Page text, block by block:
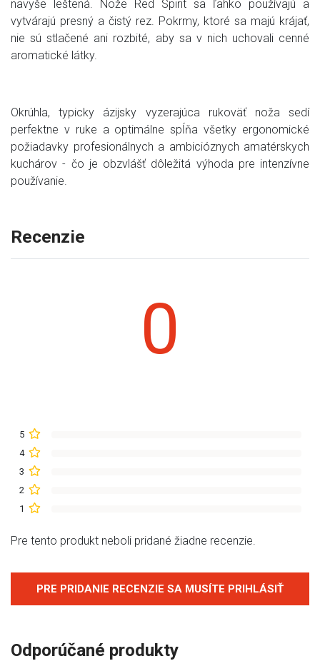
navyše leštená. Nože Red Spirit sa ľahko používajú a
vytvárajú presný a čistý rez. Pokrmy, ktoré sa majú krájať,
nie sú stlačené ani rozbité, aby sa v nich uchovali cenné
aromatické látky.
Okrúhla, typicky ázijsky vyzerajúca rukoväť noža sedí
perfektne v ruke a optimálne spĺňa všetky ergonomické
požiadavky profesionálnych a ambicióznych amatérskych
kuchárov - čo je obzvlášť dôležitá výhoda pre intenzívne
používanie.
Recenzie
0
5
4
3
2
1
Pre tento produkt neboli pridané žiadne recenzie.
PRE PRIDANIE RECENZIE SA MUSÍTE PRIHLÁSIŤ
Odporúčané produkty